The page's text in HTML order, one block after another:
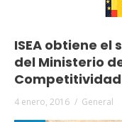
ISEA obtiene el
del Ministerio
Competitividad
4 enero, 2016 General